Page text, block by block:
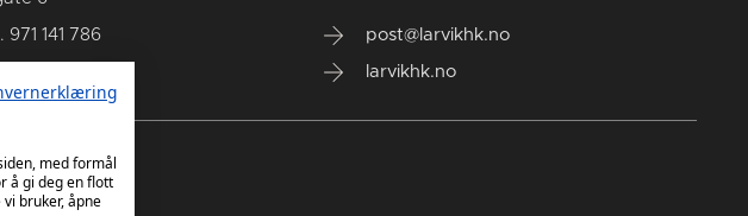
971 141 786 post@larvikhk.no
larvikhk.no
med formål
å gi deg en flott
bruker, åpne